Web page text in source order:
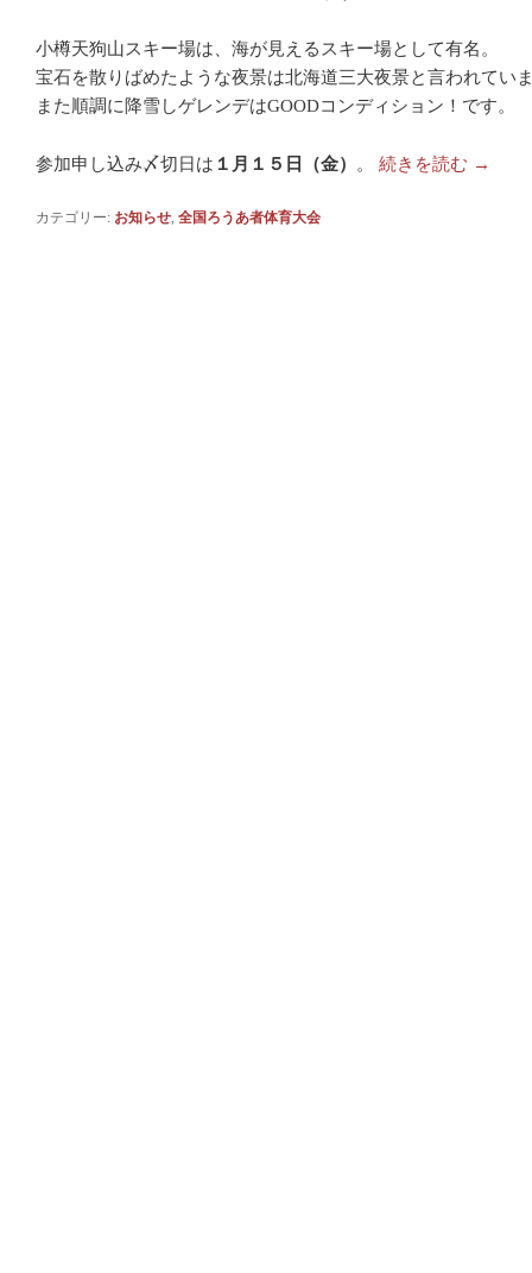
小樽天狗山スキー場は、海が見えるスキー場として有名。
宝石を散りばめたような夜景は北海道三大夜景と言われてい
また順調に降雪しゲレンデはGOODコンディション！です。
参加申し込み〆切日は １月１５日（金） 。 続きを読む →
カテゴリー: お知らせ, 全国ろうあ者体育大会